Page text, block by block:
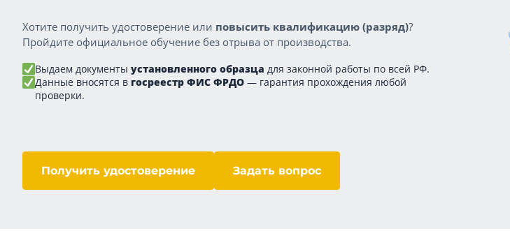
Хотите получить удостоверение или повысить квалификацию (разряд)?
Пройдите официальное обучение без отрыва от производства.
Выдаем документы установленного образца для законной работы по всей РФ.
Данные вносятся в госреестр ФИС ФРДО — гарантия прохождения любой
проверки.
Получить удостоверение Задать вопрос